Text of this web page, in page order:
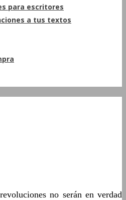
para escritores
a tus textos
no serán en verdad